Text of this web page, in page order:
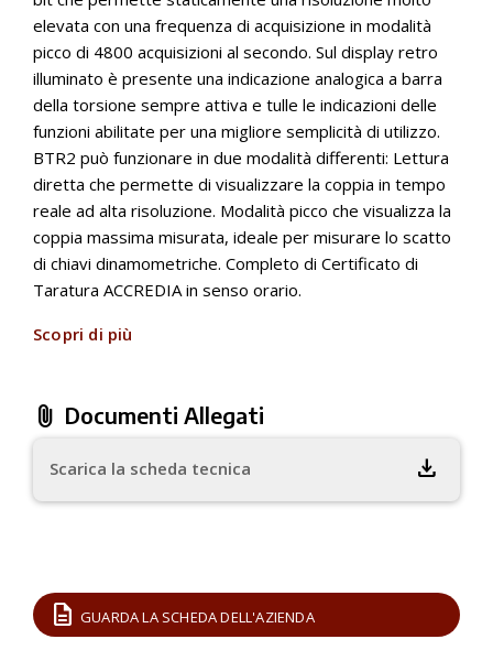
elevata con una frequenza di acquisizione in modalità
picco di 4800 acquisizioni al secondo. Sul display retro
illuminato è presente una indicazione analogica a barra
della torsione sempre attiva e tulle le indicazioni delle
funzioni abilitate per una migliore semplicità di utilizzo.
BTR2 può funzionare in due modalità differenti: Lettura
diretta che permette di visualizzare la coppia in tempo
reale ad alta risoluzione. Modalità picco che visualizza la
coppia massima misurata, ideale per misurare lo scatto
di chiavi dinamometriche. Completo di Certificato di
Taratura ACCREDIA in senso orario.
Scopri di più
attach_file Documenti Allegati
Scarica la scheda tecnica download
description GUARDA LA SCHEDA DELL'AZIENDA